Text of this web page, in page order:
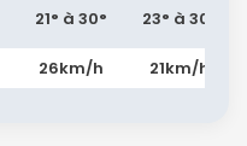
21° à 30°
26km/h
23° à 30°
21km/h